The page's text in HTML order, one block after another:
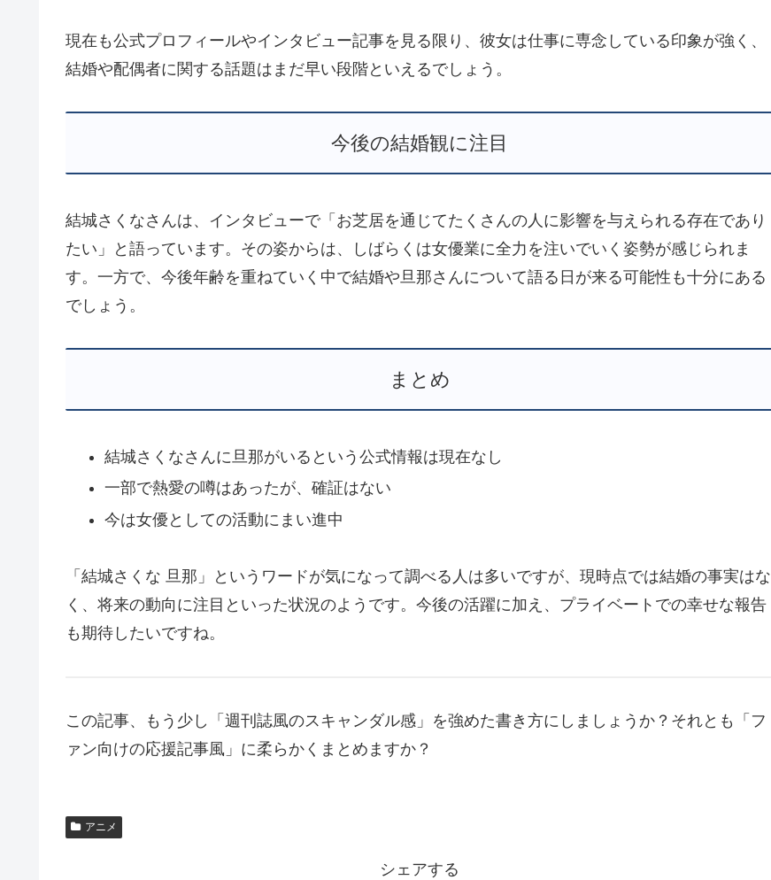
現在も公式プロフィールやインタビュー記事を見る限り、彼女は仕事に専念している印象が強く、
結婚や配偶者に関する話題はまだ早い段階といえるでしょう。
今後の結婚観に注目
結城さくなさんは、インタビューで「お芝居を通じてたくさんの人に影響を与えられる存在であり
たい」と語っています。その姿からは、しばらくは女優業に全力を注いでいく姿勢が感じられま
す。一方で、今後年齢を重ねていく中で結婚や旦那さんについて語る日が来る可能性も十分にある
でしょう。
まとめ
結城さくなさんに旦那がいるという公式情報は現在なし
一部で熱愛の噂はあったが、確証はない
今は女優としての活動にまい進中
「結城さくな 旦那」というワードが気になって調べる人は多いですが、現時点では結婚の事実はな
く、将来の動向に注目といった状況のようです。今後の活躍に加え、プライベートでの幸せな報告
も期待したいですね。
この記事、もう少し「週刊誌風のスキャンダル感」を強めた書き方にしましょうか？それとも「フ
ァン向けの応援記事風」に柔らかくまとめますか？
アニメ
シェアする